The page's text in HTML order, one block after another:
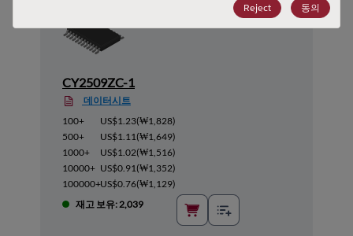
CY2509ZC-1
데이터시트
100+
US$1.23(₩1,828)
500+
US$1.11(₩1,649)
1000+
US$1.02(₩1,516)
10000+ US$0.91(₩1,352)
100000+US$0.76(₩1,129)
재고 보유: 2,039
Reject 동의